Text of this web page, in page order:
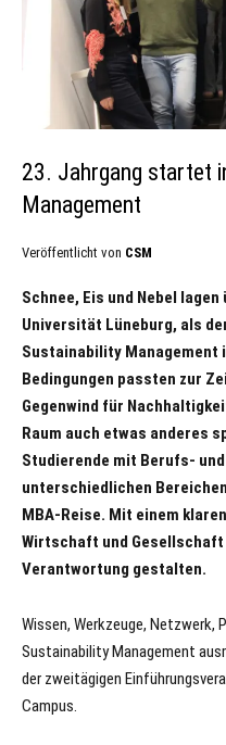
23. Jahrgang startet
Management
Veröffentlicht von CSM
Schnee, Eis und Nebel
Universität Lüneburg, als
Sustainability Management
Bedingungen passten zur
Gegenwind für
Raum auch etwas anderes
Studierende mit Berufs‑
unterschiedlichen
MBA‑Reise. Mit einem
Wirtschaft und Gesellschaft
Verantwortung gestalten.
Wissen, Werkzeuge, Netzwerk,
Sustainability Management
der zweitägigen
Campus.